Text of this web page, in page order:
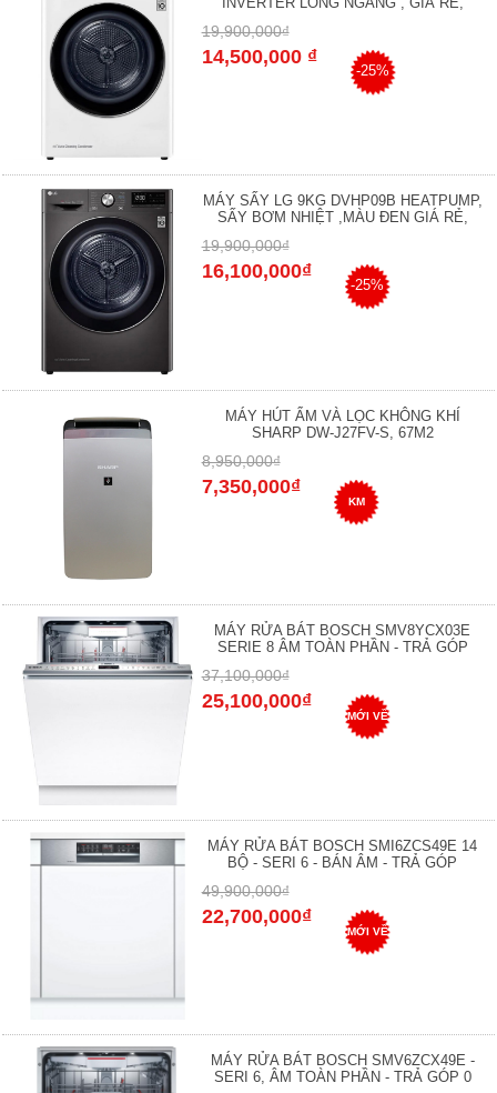
19,900,000₫
14,500,000 ₫
-25%
MÁY SẤY LG 9KG DVHP09B HEATPUMP,
SẤY BƠM NHIỆT ,MÀU ĐEN GIÁ RẺ,
19,900,000₫
16,100,000₫
-25%
MÁY HÚT ẨM VÀ LỌC KHÔNG KHÍ
SHARP DW-J27FV-S, 67M2
8,950,000₫
7,350,000₫
KM
MÁY RỬA BÁT BOSCH SMV8YCX03E
SERIE 8 ÂM TOÀN PHẦN - TRẢ GÓP
37,100,000₫
25,100,000₫
MỚI VỀ
MÁY RỬA BÁT BOSCH SMI6ZCS49E 14
BỘ - SERI 6 - BÁN ÂM - TRẢ GÓP
49,900,000₫
22,700,000₫
MỚI VỀ
MÁY RỬA BÁT BOSCH SMV6ZCX49E -
SERI 6, ÂM TOÀN PHẦN - TRẢ GÓP 0